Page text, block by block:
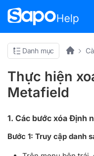
Danh mục
Thực hiện
Metafield
1. Các bước xóa Định
Bước 1: Truy cập danh